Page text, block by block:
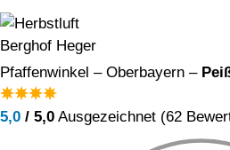
Berghof Heger
Pfaffenwinkel – Oberbayern –
5,0 / 5,0 Ausgezeichnet (62